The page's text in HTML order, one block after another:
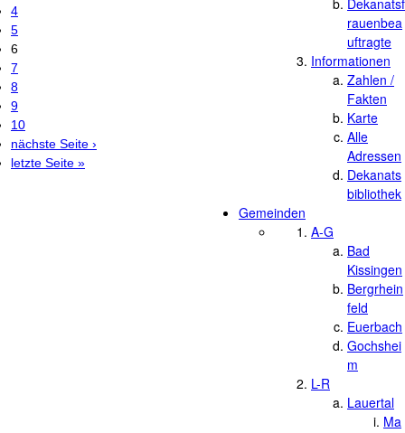
4
5
6
7
8
9
10
nächste Seite ›
letzte Seite »
Dekanatsf
rauenbea
uftragte
Informationen
Zahlen /
Fakten
Karte
Alle
Adressen
Dekanats
bibliothek
Gemeinden
A-G
Bad
Kissingen
Bergrhein
feld
Euerbach
Gochshei
m
L-R
Lauertal
Ma